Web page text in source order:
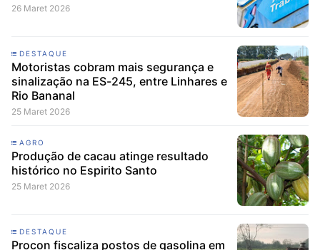
26 Maret 2026
DESTAQUE
Motoristas cobram mais segurança e
sinalização na ES-245, entre Linhares e
Rio Bananal
25 Maret 2026
AGRO
Produção de cacau atinge resultado
histórico no Espirito Santo
25 Maret 2026
DESTAQUE
Procon fiscaliza postos de gasolina em